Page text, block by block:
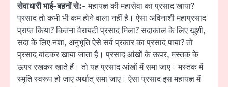
सेवाधारी भाई-बहनों से:-महायज्ञ की महासेवा का प्रसाद खाया?
प्रसाद तो कभी भी कम होने वाला नहीं है। ऐसा अविनाशी महाप्रसाद
प्राप्त किया? कितना वैरायटी प्रसाद मिला? सदाकाल के लिए खुशी,
सदा के लिए नशा, अनुभूति ऐसे सर्व प्रकार का प्रसाद पाया? तो
प्रसाद बांटकर खाया जाता है। प्रसाद आंखों के ऊपर, मस्तक के
ऊपर रखकर खाते हैं। तो यह प्रसाद आंखों में समा जाए। मस्तक में
स्मृति स्वरूप हो जाए अर्थात् समा जाए। ऐसा प्रसाद इस महायज्ञ में